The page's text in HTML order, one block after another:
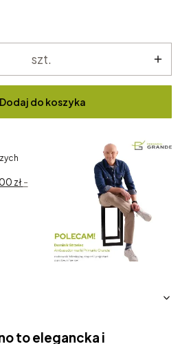
szt.
Dodaj do koszyka
zł-
to elegancka i